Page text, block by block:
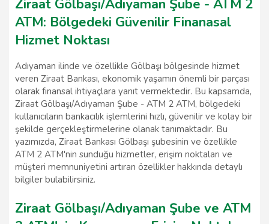
Ziraat Gölbaşı/Adıyaman Şube - ATM 2
ATM: Bölgedeki Güvenilir Finanasal
Hizmet Noktası
Adıyaman ilinde ve özellikle Gölbaşı bölgesinde hizmet
veren Ziraat Bankası, ekonomik yaşamın önemli bir parçası
olarak finansal ihtiyaçlara yanıt vermektedir. Bu kapsamda,
Ziraat Gölbaşı/Adıyaman Şube - ATM 2 ATM, bölgedeki
kullanıcıların bankacılık işlemlerini hızlı, güvenilir ve kolay bir
şekilde gerçekleştirmelerine olanak tanımaktadır. Bu
yazımızda, Ziraat Bankası Gölbaşı şubesinin ve özellikle
ATM 2 ATM'nin sunduğu hizmetler, erişim noktaları ve
müşteri memnuniyetini artıran özellikler hakkında detaylı
bilgiler bulabilirsiniz.
Ziraat Gölbaşı/Adıyaman Şube ve ATM